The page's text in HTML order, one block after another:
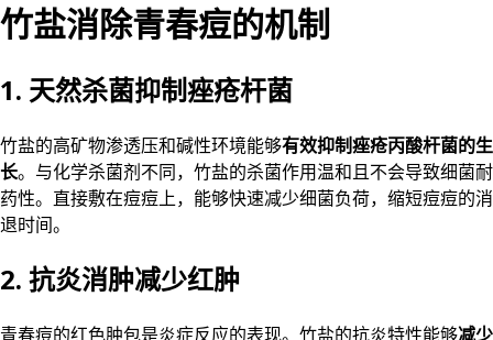
竹盐消除青春痘的机制
1. 天然杀菌抑制痤疮杆菌
竹盐的高矿物渗透压和碱性环境能够有效抑制痤疮丙酸杆菌的生
长。与化学杀菌剂不同，竹盐的杀菌作用温和且不会导致细菌耐
药性。直接敷在痘痘上，能够快速减少细菌负荷，缩短痘痘的消
退时间。
2. 抗炎消肿减少红肿
青春痘的红色肿包是炎症反应的表现。竹盐的抗炎特性能够减少